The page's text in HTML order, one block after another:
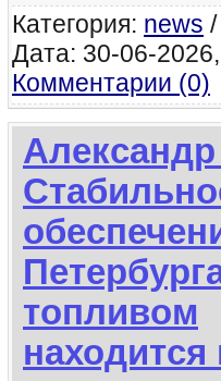
Категория: news
Дата: 30-06-
Комментарии (0)
топливом
находится